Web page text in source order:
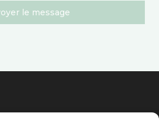
le message